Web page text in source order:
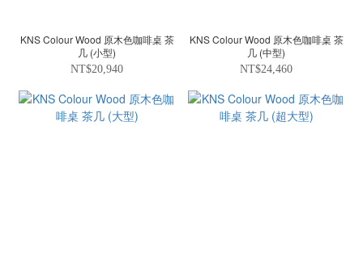
KNS Colour Wood 原木色咖啡桌 茶
几 (小型)
NT$20,940
KNS Colour Wood 原木色咖啡桌 茶
几 (中型)
NT$24,460